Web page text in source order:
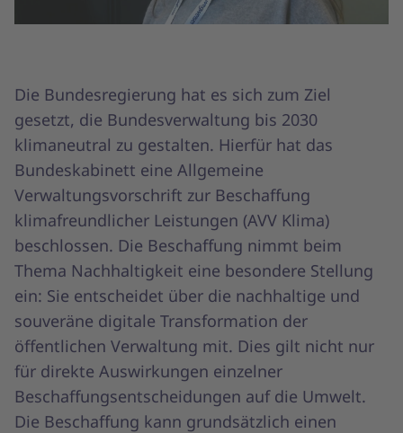
Die Bundesregierung hat es sich zum Ziel
gesetzt, die Bundesverwaltung bis 2030
klimaneutral zu gestalten. Hierfür hat das
Bundeskabinett eine Allgemeine
Verwaltungsvorschrift zur Beschaffung
klimafreundlicher Leistungen (AVV Klima)
beschlossen. Die Beschaffung nimmt beim
Thema Nachhaltigkeit eine besondere Stellung
ein: Sie entscheidet über die nachhaltige und
souveräne digitale Transformation der
öffentlichen Verwaltung mit. Dies gilt nicht nur
für direkte Auswirkungen einzelner
Beschaffungsentscheidungen auf die Umwelt.
Die Beschaffung kann grundsätzlich einen